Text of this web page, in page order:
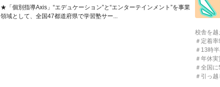
★「個別指導Axis」“エデュケーション”と“エンターテインメント”を事業
領域として、全国47都道府県で学習塾サー...
校舎を
＃定着
＃13時
＃年休
＃全国
＃引っ